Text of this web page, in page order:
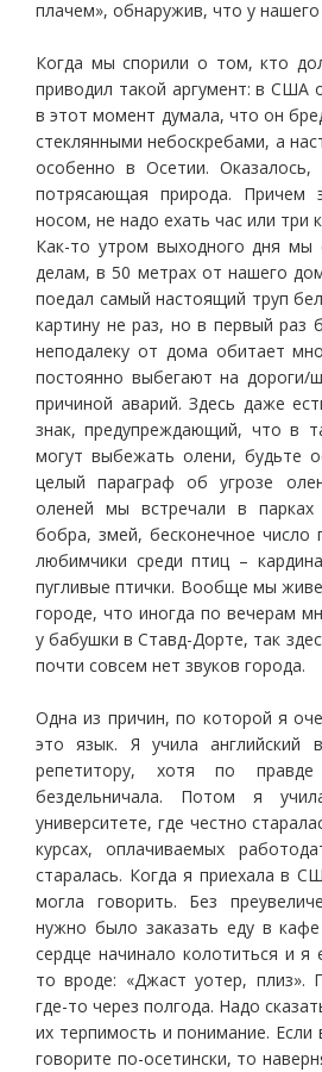
плачем», обнаружив, что у
Когда мы спорили о том, кто
приводил такой аргумент: в США
в этот момент думала, что он
стеклянными небоскребами, а
особенно в Осетии.
потрясающая природа. Причем
носом, не надо ехать час или три
Как-то утром выходного дня
делам, в 50 метрах от нашего
поедал самый настоящий труп
картину не раз, но в первый раз
неподалеку от дома обитает
постоянно выбегают на дороги/
причиной аварий. Здесь даже
знак, предупреждающий, что в
могут выбежать олени, будьте
целый параграф об угрозе
оленей мы встречали в
бобра, змей, бесконечное число
любимчики среди птиц –
пугливые птички. Вообще мы
городе, что иногда по вечерам
у бабушки в Ставд-Дорте, так
почти совсем нет звуков города.
Одна из причин, по которой я
это язык. Я учила
репетитору, хотя по
бездельничала. Потом я
университете, где честно
курсах, оплачиваемых
старалась. Когда я приехала в
могла говорить. Без
нужно было заказать еду в
сердце начинало колотиться и я
то вроде: «Джаст уотер, плиз».
где-то через полгода. Надо
их терпимость и понимание.
говорите по-осетински, то